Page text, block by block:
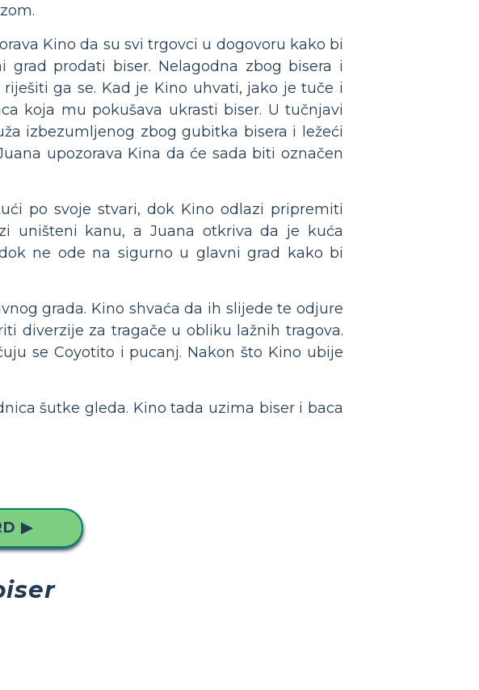
Kino da su svi trgovci u dogovoru kako bi
prodati biser. Nelagodna zbog bisera i
ga se. Kad je Kino uhvati, jako je tuče i
koja mu pokušava ukrasti biser. U tučnjavi
izbezumljenog zbog gubitka bisera i ležeći
upozorava Kina da će sada biti označen
po svoje stvari, dok Kino odlazi pripremiti
uništeni kanu, a Juana otkriva da je kuća
ne ode na sigurno u glavni grad kako bi
grada. Kino shvaća da ih slijede te odjure
diverzije za tragače u obliku lažnih tragova.
se Coyotito i pucanj. Nakon što Kino ubije
šutke gleda. Kino tada uzima biser i baca
▶